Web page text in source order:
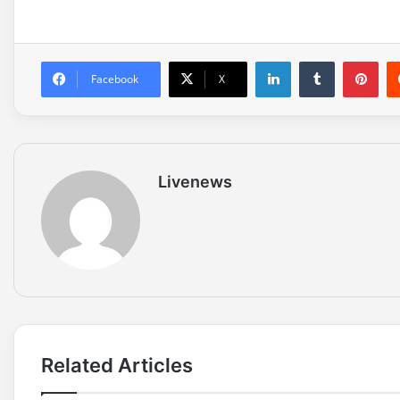
Facebook X
Livenews
Related Articles